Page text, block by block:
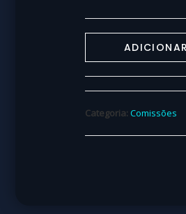
ADICIONAR
Categoria:Comissões